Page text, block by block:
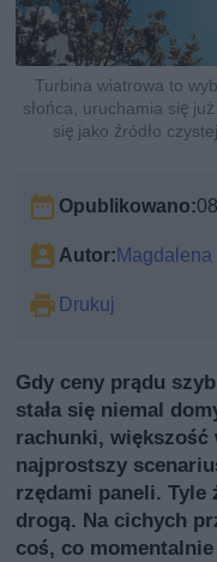
Turbina wiatrowa to
słońca, uruchamia się
się jako źródło
Opublikowano:
Autor:
Drukuj
Gdy ceny prądu
stała się niemal
rachunki, większość
najprostszy
rzędami paneli. Tyle
drogą. Na cichych
coś, co